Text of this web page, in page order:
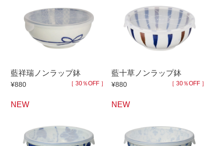
アイテム
小皿 中皿・取皿
カレー皿・パスタ皿 ランチプレート・仕切皿
小付・珍味 呑水
小丼 ラーメン鉢・中華食器
ポット 急須
藍祥瑞ノンラップ鉢
¥880 ［ 30％OFF ］
藍十草ノンラップ鉢
¥880 ［ 30％OFF ］
NEW NEW